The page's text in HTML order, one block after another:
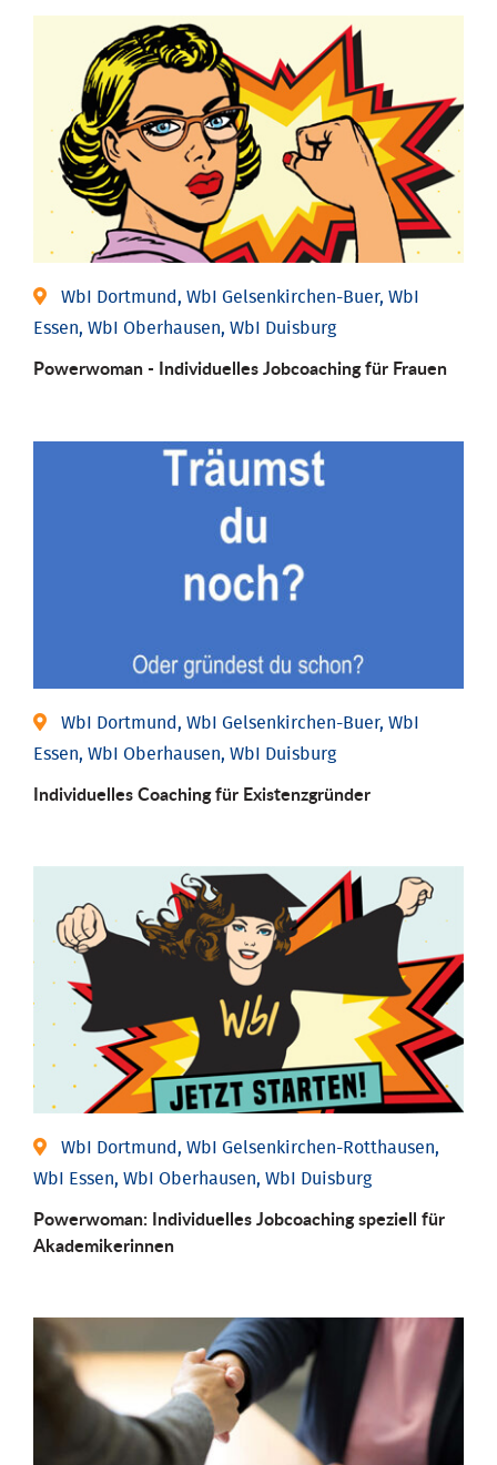
WbI Dortmund, WbI Gelsenkirchen-Buer, WbI
Essen, WbI Oberhausen, WbI Duisburg
Powerwoman - Individu­elles Job­coaching für Frauen
WbI Dortmund, WbI Gelsenkirchen-Buer, WbI
Essen, WbI Oberhausen, WbI Duisburg
Individu­elles Coaching für Existenz­gründer
WbI Dortmund, WbI Gelsenkirchen-Rotthausen,
WbI Essen, WbI Oberhausen, WbI Duisburg
Powerwoman: Individu­elles Job­coaching speziell für
Aka­demiker­innen